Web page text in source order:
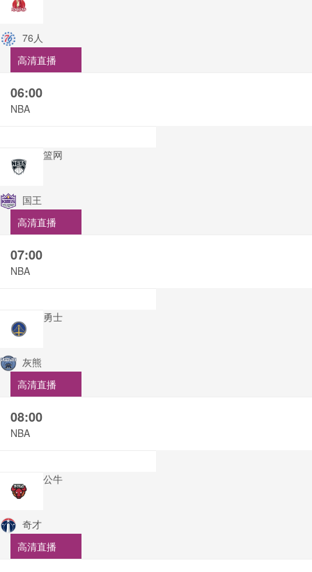
76人
高清直播
06:00
NBA
篮网
国王
高清直播
07:00
NBA
勇士
灰熊
高清直播
08:00
NBA
公牛
奇才
高清直播